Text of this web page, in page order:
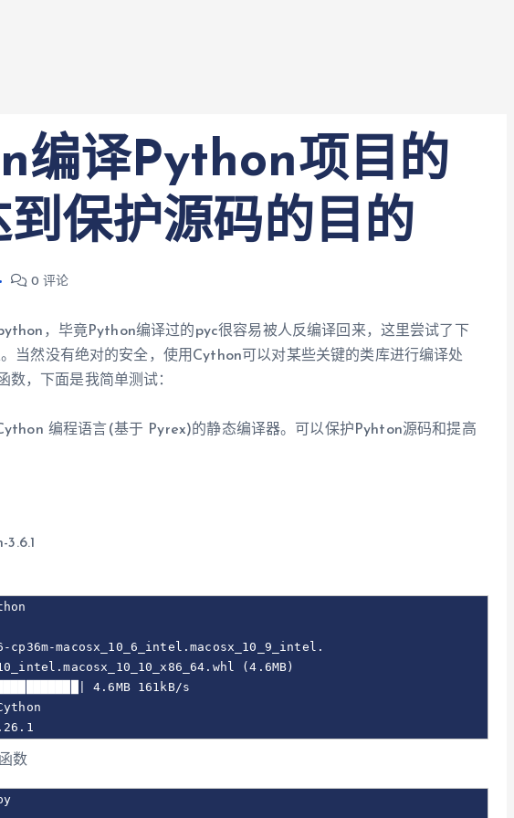
编译Python项目的
保护源码的目的
0 评论
，毕竟Python编译过的pyc很容易被人反编译回来，这里尝试了下
当然没有绝对的安全，使用Cython可以对某些关键的类库进行编译处
数，下面是我简单测试：
编程语言(基于 Pyrex)的静态编译器。可以保护Pyhton源码和提高
cp36m-macosx_10_6_intel.macosx_10_9_intel.
(4.6MB)
4.6MB 161kB/s
数